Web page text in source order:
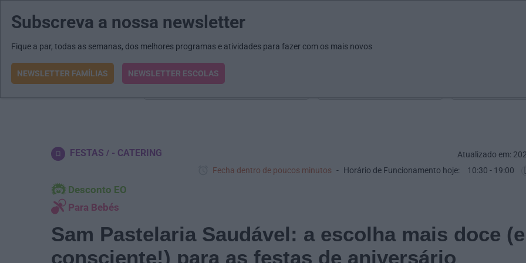
MENU MAIL JORNAIS
O que procura?
Fecha dentro de poucos minutos Horário de Funcionamento hoje: 10:30 - 19:00
FESTAS - CATERING
Desconto EO
Para Bebés
Sam Pastelaria Saudável: a escolha mais doce (e
consciente!) para as festas de aniversário
Atualizado em:
Subscreva a nossa newsletter
Fique a par, todas as semanas, dos melhores programas e atividades para fazer com os mais novos
NEWSLETTER FAMÍLIAS NEWSLETTER ESCOLAS